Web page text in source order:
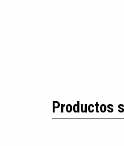
Productos